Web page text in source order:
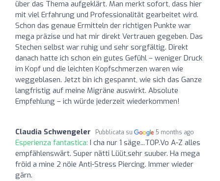
über das Thema aufgeklärt. Man merkt sofort, dass hier
mit viel Erfahrung und Professionalität gearbeitet wird.
Schon das genaue Ermitteln der richtigen Punkte war
mega präzise und hat mir direkt Vertrauen gegeben. Das
Stechen selbst war ruhig und sehr sorgfältig. Direkt
danach hatte ich schon ein gutes Gefühl – weniger Druck
im Kopf und die leichten Kopfschmerzen waren wie
weggeblasen. Jetzt bin ich gespannt, wie sich das Ganze
langfristig auf meine Migräne auswirkt. Absolute
Empfehlung – ich würde jederzeit wiederkommen!
Claudia Schwengeler Pubblicata su 5 months ago
Esperienza fantastica: I cha nur 1 säge...TOP.Vo A-Z alles
empfählenswärt. Super nätti Lüüt,sehr suuber. Ha mega
fröid a mine 2 nöie Anti-Stress Piercing. Immer wieder
gärn.